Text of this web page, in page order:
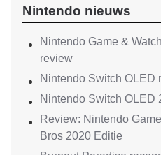
Nintendo nieuws
Nintendo Game &
review
Nintendo Switch OLED
Nintendo Switch OLED
Review: Nintendo
Bros 2020 Editie